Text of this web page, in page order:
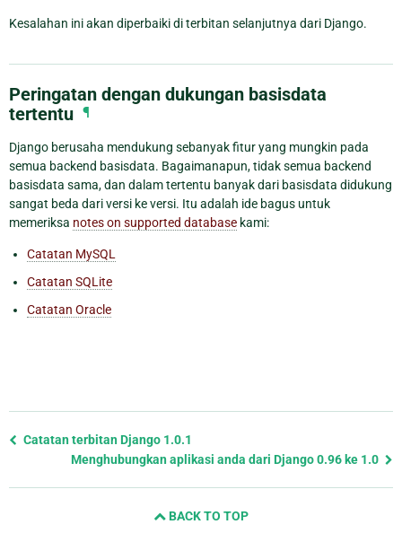
Kesalahan ini akan diperbaiki di terbitan selanjutnya dari Django.
Peringatan dengan dukungan basisdata
tertentu ¶
Django berusaha mendukung sebanyak fitur yang mungkin pada
semua backend basisdata. Bagaimanapun, tidak semua backend
basisdata sama, dan dalam tertentu banyak dari basisdata didukung
sangat beda dari versi ke versi. Itu adalah ide bagus untuk
memeriksa notes on supported database kami:
Catatan MySQL
Catatan SQLite
Catatan Oracle
Previous
Catatan terbitan Django 1.0.1
Menghubungkan aplikasi anda dari Django 0.96 ke 1.0
BACK TO TOP